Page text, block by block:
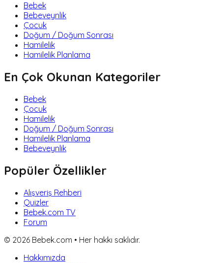
Bebek
Bebeveynlik
Çocuk
Doğum / Doğum Sonrası
Hamilelik
Hamilelik Planlama
En Çok Okunan Kategoriler
Bebek
Çocuk
Hamilelik
Doğum / Doğum Sonrası
Hamilelik Planlama
Bebeveynlik
Popüler Özellikler
Alışveriş Rehberi
Quizler
Bebek.com TV
Forum
© 2026 Bebek.com • Her hakkı saklıdır.
Hakkımızda